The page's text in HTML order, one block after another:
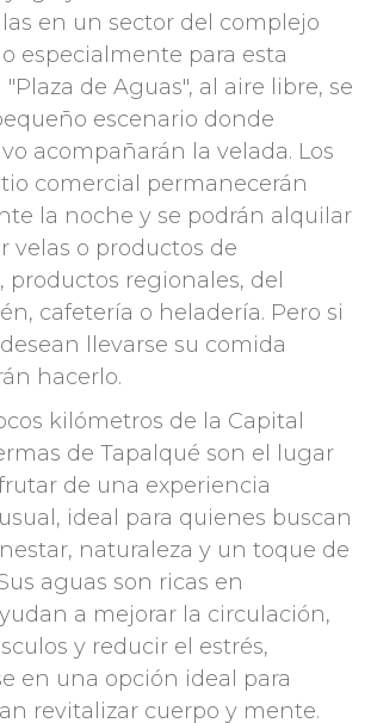
en un sector del complejo
especialmente para esta
"Plaza de Aguas", al aire libre, se
escenario donde
acompañarán la velada. Los
comercial permanecerán
la noche y se podrán alquilar
velas o productos de
productos regionales, del
cafetería o heladería. Pero si
llevarse su comida
hacerlo.
kilómetros de la Capital
de Tapalqué son el lugar
de una experiencia
ideal para quienes buscan
naturaleza y un toque de
aguas son ricas en
a mejorar la circulación,
y reducir el estrés,
en una opción ideal para
revitalizar cuerpo y mente.